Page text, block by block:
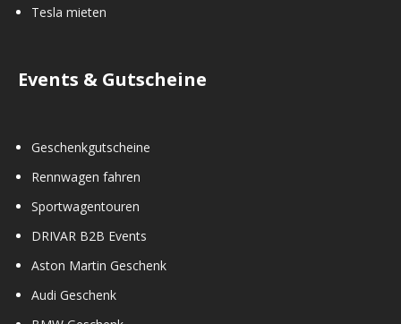
Tesla mieten
Events & Gutscheine
Geschenkgutscheine
Rennwagen fahren
Sportwagentouren
DRIVAR B2B Events
Aston Martin Geschenk
Audi Geschenk